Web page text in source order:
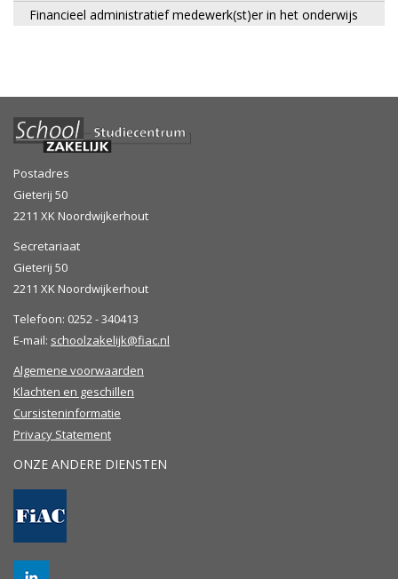
Financieel administratief medewerk(st)er in het onderwijs
Postadres
Gieterij 50
2211 XK Noordwijkerhout
Secretariaat
Gieterij 50
2211 XK Noordwijkerhout
Telefoon: 0252 - 340413
E-mail: schoolzakelijk@fiac.nl
Algemene voorwaarden
Klachten en geschillen
Cursisteninformatie
Privacy Statement
ONZE ANDERE DIENSTEN